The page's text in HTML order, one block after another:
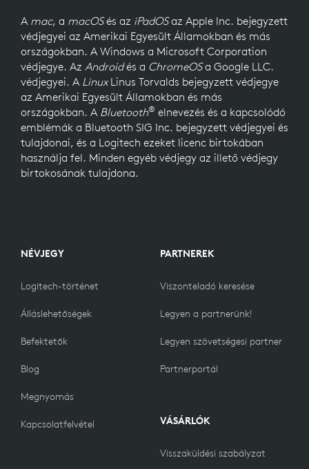
A mac, a macOSés az iPadOSaz Apple Inc. bejegyzett
védjegyei az Amerikai Egyesült Államokban és más
országokban. A Windows a Microsoft Corporation
védjegye. Az Androidés a ChromeOSa Google LLC.
védjegyei. A LinuxLinus Torvalds bejegyzett védjegye
az Amerikai Egyesült Államokban és más
országokban. A Bluetooth® elnevezés és a kapcsolódó
emblémák a Bluetooth SIG Inc. bejegyzett védjegyei és
tulajdonai, és a Logitech ezeket licenc birtokában
használja fel. Minden egyéb védjegy az illető védjegy
birtokosának tulajdona.
NÉVJEGY
Logitech-történet
Álláslehetőségek
Befektetők
Blog
Megnyomás
Kapcsolatfelvétel
PARTNEREK
Viszonteladó keresése
Legyen a partnerünk!
Legyen szövetségesi partner
Partnerportál
VÁSÁRLÓK
Visszaküldési szabályzat